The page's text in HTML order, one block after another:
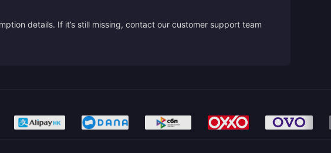
details. If it’s still missing, contact our customer support team